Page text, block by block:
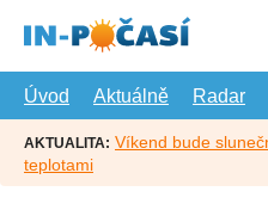
hlavní
Úvod
Aktuálně Radar
AKTUALITA: Víkend bude
teplotami